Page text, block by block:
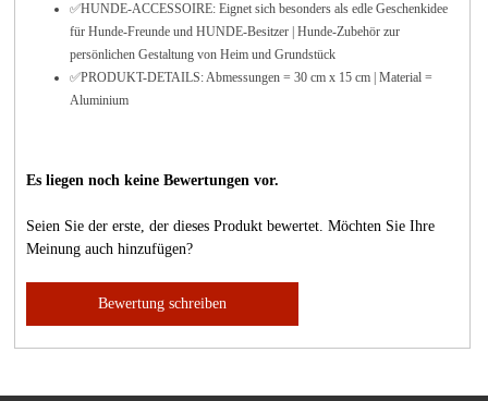
✅HUNDE-ACCESSOIRE: Eignet sich besonders als edle Geschenkidee
für Hunde-Freunde und HUNDE-Besitzer | Hunde-Zubehör zur
persönlichen Gestaltung von Heim und Grundstück
✅PRODUKT-DETAILS: Abmessungen = 30 cm x 15 cm | Material =
Aluminium
Es liegen noch keine Bewertungen vor.
Seien Sie der erste, der dieses Produkt bewertet. Möchten Sie Ihre
Meinung auch hinzufügen?
Bewertung schreiben